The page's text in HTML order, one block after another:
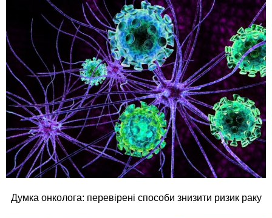
Думка онколога: перевірені способи знизити ризик раку